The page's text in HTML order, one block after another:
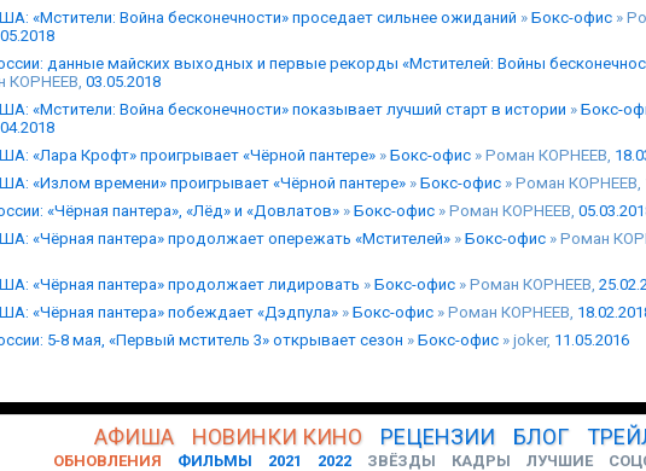
«Мстители: Война бесконечности» проседает сильнее ожиданий » Бокс-офис »
данные майских выходных и первые рекорды «Мстителей: Войны
КОРНЕЕВ, 03.05.2018
«Мстители: Война бесконечности» показывает лучший старт в истории » Бокс-
«Лара Крофт» проигрывает «Чёрной пантере» » Бокс-офис » Роман КОРНЕЕВ,
«Излом времени» проигрывает «Чёрной пантере» » Бокс-офис » Роман КОРНЕЕВ,
«Чёрная пантера», «Лёд» и «Довлатов» » Бокс-офис » Роман КОРНЕЕВ,
«Чёрная пантера» продолжает опережать «Мстителей» » Бокс-офис » Роман
«Чёрная пантера» продолжает лидировать » Бокс-офис » Роман КОРНЕЕВ,
«Чёрная пантера» побеждает «Дэдпула» » Бокс-офис » Роман КОРНЕЕВ,
5-8 мая, «Первый мститель 3» открывает сезон » Бокс-офис » joker, 11.05.2016
АФИША НОВИНКИ КИНО РЕЦЕНЗИИ БЛОГ
ОБНОВЛЕНИЯ ФИЛЬМЫ 2021 2022 ЗВЁЗДЫ КАДРЫ ЛУЧШИЕ